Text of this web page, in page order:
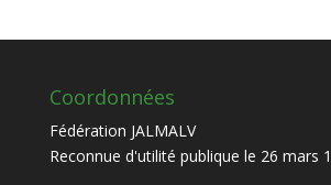
Coordonnées
Fédération JALMALV
Reconnue d'utilité publique le 26 mars